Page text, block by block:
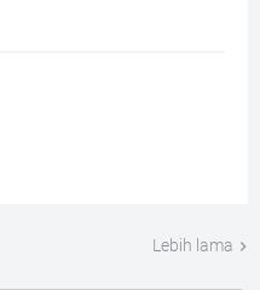
Lebih lama